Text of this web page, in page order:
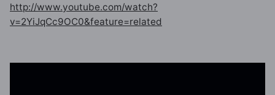
http://www.youtube.com/watch?
v=2YiJqCc9OC0&feature=related